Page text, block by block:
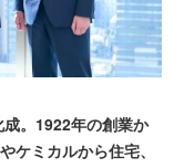
。1922年の創業か
ケミカルから住宅、